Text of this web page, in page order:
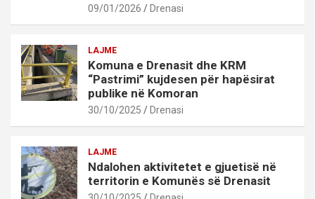
09/01/2026 Drenasi
LAJME
Komuna e Drenasit dhe KRM
“Pastrimi” kujdesen për hapësirat
publike në Komoran
30/10/2025 Drenasi
LAJME
Ndalohen aktivitetet e gjuetisë në
territorin e Komunës së Drenasit